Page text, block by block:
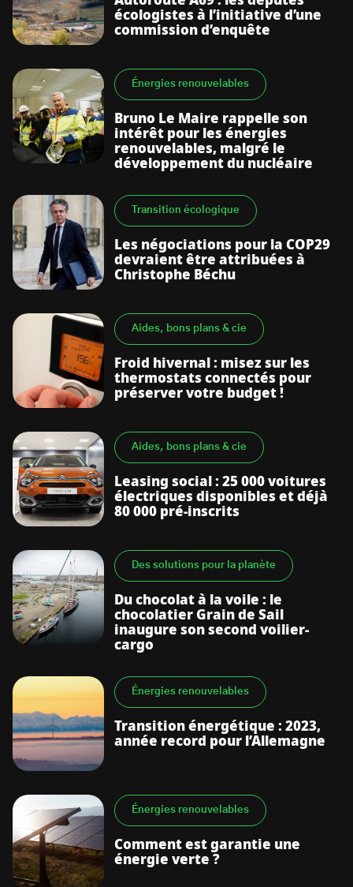
écologistes à l’initiative d’une
commission d’enquête
Énergies renouvelables
Bruno Le Maire rappelle son
intérêt pour les énergies
renouvelables, malgré le
développement du nucléaire
Transition écologique
Les négociations pour la COP29
devraient être attribuées à
Christophe Béchu
Aides, bons plans & cie
Froid hivernal : misez sur les
thermostats connectés pour
préserver votre budget !
Aides, bons plans & cie
Leasing social : 25 000 voitures
électriques disponibles et déjà
80 000 pré-inscrits
Des solutions pour la planète
Du chocolat à la voile : le
chocolatier Grain de Sail
inaugure son second voilier-
cargo
Énergies renouvelables
Transition énergétique : 2023,
année record pour l’Allemagne
Énergies renouvelables
Comment est garantie une
énergie verte ?